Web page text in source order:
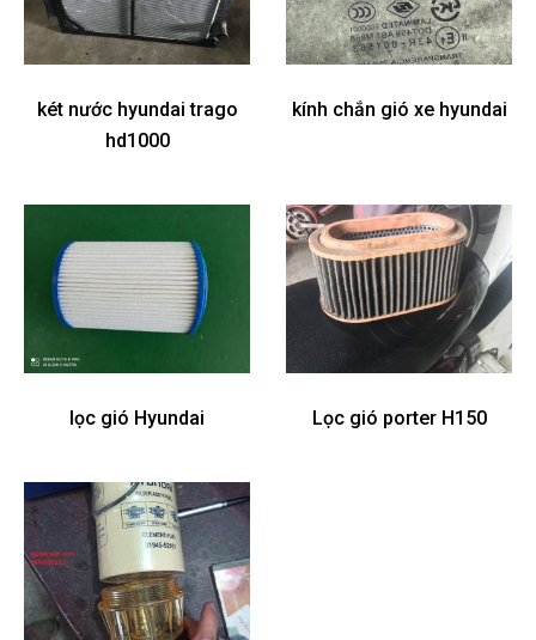
két nước hyundai trago
hd1000
kính chắn gió xe hyundai
lọc gió Hyundai Lọc gió porter H150